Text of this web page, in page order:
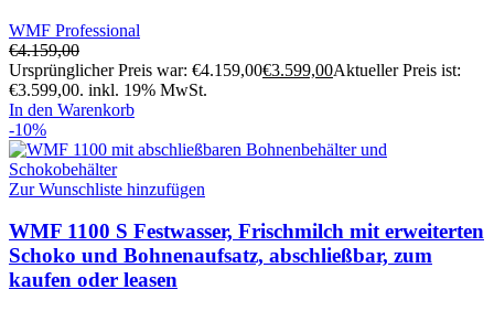
WMF Professional
€4.159,00
Ursprünglicher Preis war: €4.159,00€3.599,00Aktueller Preis ist:
€3.599,00. inkl. 19% MwSt.
In den Warenkorb
-10%
Zur Wunschliste hinzufügen
WMF 1100 S Festwasser, Frischmilch mit erweiterten
Schoko und Bohnenaufsatz, abschließbar, zum
kaufen oder leasen